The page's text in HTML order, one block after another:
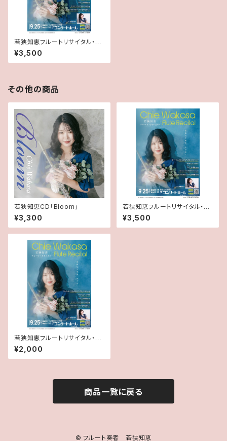
若狭知恵フルートリサイタル・
【一般】紙チケット
¥3,500
その他の商品
若狭知恵CD「Bloom」
¥3,300
若狭知恵フルートリサイタル・
【一般】紙チケット
¥3,500
若狭知恵フルートリサイタル・
【学生】紙チケット
¥2,000
商品一覧に戻る
© フルート奏者 若狭知恵